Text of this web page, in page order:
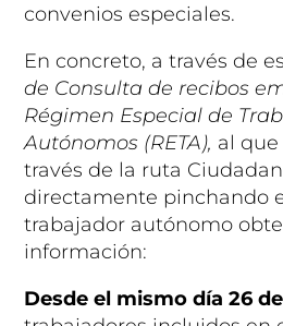
convenios especiales.
En concreto, a través de
de Consulta de recibos
Régimen Especial de
Autónomos (RETA), al
través de la ruta
directamente pinchando
trabajador autónomo
información:
Desde el mismo día 26